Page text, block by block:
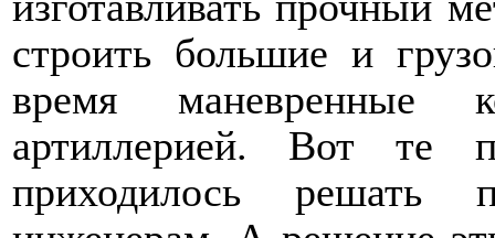
строить большие и
время маневренные
артиллерией. Вот те
приходилось решать